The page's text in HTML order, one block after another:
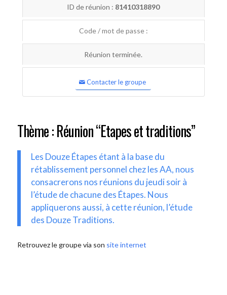
ID de réunion : 81410318890
Code / mot de passe :
Réunion terminée.
Contacter le groupe
Thème : Réunion “Etapes et traditions”
Les Douze Étapes étant à la base du
rétablissement personnel chez les AA, nous
consacrerons nos réunions du jeudi soir à
l’étude de chacune des Étapes. Nous
appliquerons aussi, à cette réunion, l’étude
des Douze Traditions.
Retrouvez le groupe via son site internet